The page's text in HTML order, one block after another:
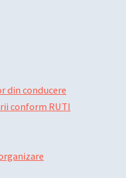
din conducere
conform RUTI